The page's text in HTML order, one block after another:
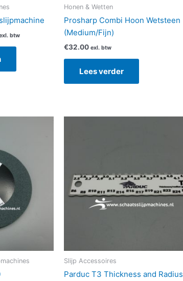
btw
productpagina
Honen & Wetten
Prosharp Combi Hoon Wetsteen
(Medium/Fijn)
€32.00 exl. btw
Lees verder
Slijp Accessoires
Parduc T3 Thickness and Radius